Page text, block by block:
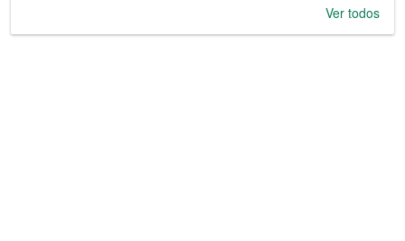
Ver todos